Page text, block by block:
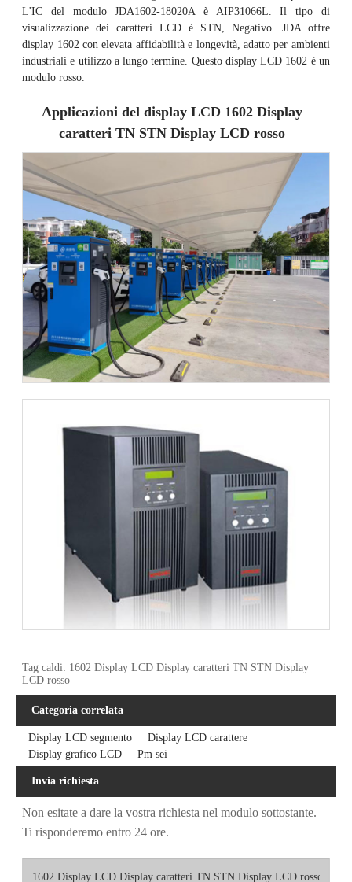
L'IC del modulo JDA1602-18020A è AIP31066L. Il tipo di
visualizzazione dei caratteri LCD è STN, Negativo. JDA offre
display 1602 con elevata affidabilità e longevità, adatto per ambienti
industriali e utilizzo a lungo termine. Questo display LCD 1602 è un
modulo rosso.
Applicazioni del display LCD 1602 Display
caratteri TN STN Display LCD rosso
Tag caldi: 1602 Display LCD Display caratteri TN STN Display
LCD rosso
Categoria correlata
Display LCD segmento
Display LCD carattere
Display grafico LCD
Pm sei
Invia richiesta
Non esitate a dare la vostra richiesta nel modulo sottostante.
Ti risponderemo entro 24 ore.